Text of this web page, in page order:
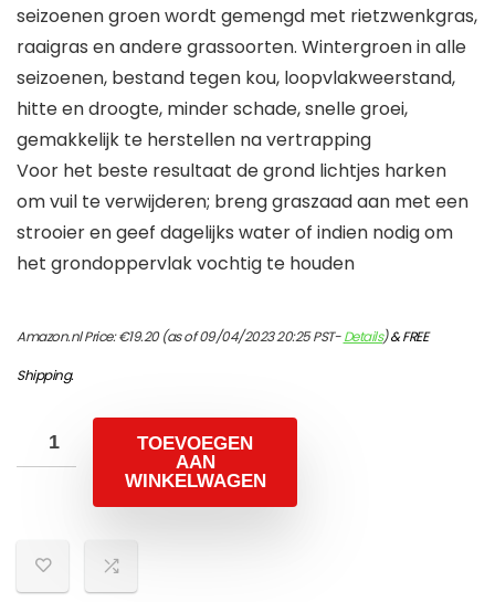
seizoenen groen wordt gemengd met rietzwenkgras,
raaigras en andere grassoorten. Wintergroen in alle
seizoenen, bestand tegen kou, loopvlakweerstand,
hitte en droogte, minder schade, snelle groei,
gemakkelijk te herstellen na vertrapping
Voor het beste resultaat de grond lichtjes harken
om vuil te verwijderen; breng graszaad aan met een
strooier en geef dagelijks water of indien nodig om
het grondoppervlak vochtig te houden
Amazon.nl Price:€19.20(as of 09/04/2023 20:25 PST-Details)&FREE
Shipping.
TOEVOEGEN
AAN
WINKELWAGEN